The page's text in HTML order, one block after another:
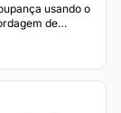
usando o
de